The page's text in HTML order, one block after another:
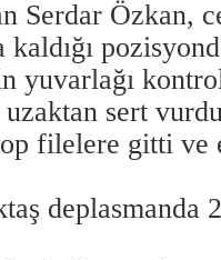
Serdar Özkan,
kaldığı
yuvarlağı
sert
filelere gitti ve
deplasmanda